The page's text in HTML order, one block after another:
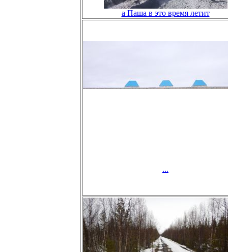
а Паша в это время летит
...